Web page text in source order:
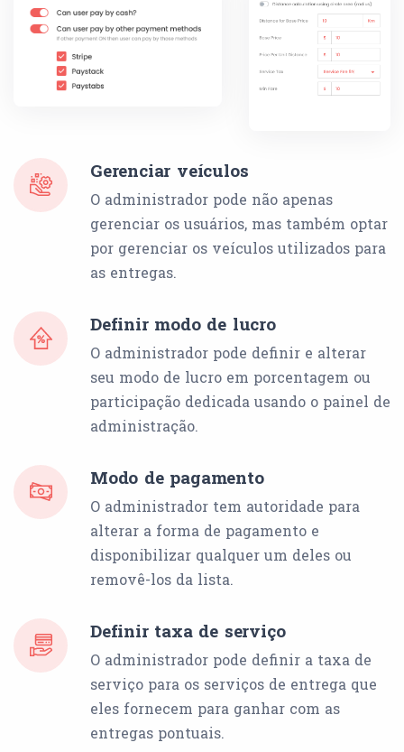
Gerenciar veículos
O administrador pode não apenas
gerenciar os usuários, mas também optar
por gerenciar os veículos utilizados para
as entregas.
Definir modo de lucro
O administrador pode definir e alterar
seu modo de lucro em porcentagem ou
participação dedicada usando o painel de
administração.
Modo de pagamento
O administrador tem autoridade para
alterar a forma de pagamento e
disponibilizar qualquer um deles ou
removê-los da lista.
Definir taxa de serviço
O administrador pode definir a taxa de
serviço para os serviços de entrega que
eles fornecem para ganhar com as
entregas pontuais.